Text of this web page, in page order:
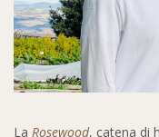
La Rosewood, catena di